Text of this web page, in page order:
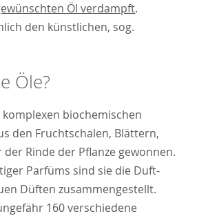
Öl verdampft.
den künstlichen, sog.
Öle?
biochemischen
den Fruchtschalen, Blättern,
Rinde der Pflanze gewonnen.
Parfüms sind sie die Duft-
Düften zusammengestellt.
160 verschiedene